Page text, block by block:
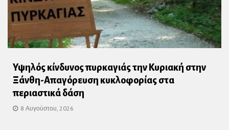
Υψηλός κίνδυνος πυρκαγιάς την Κυριακή στην
Ξάνθη-Απαγόρευση κυκλοφορίας στα
περιαστικά δάση
8 Αυγούστου, 2026